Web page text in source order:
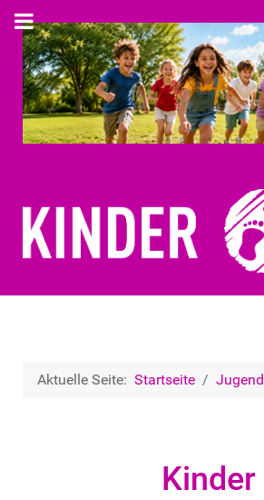
Aktuelle Seite: Startseite Jugend
Kinder